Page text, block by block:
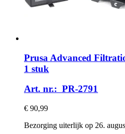
Prusa Advanced
1 stuk
Art. nr.: PR-2791
€ 90,99
Bezorging uiterlijk op 26.